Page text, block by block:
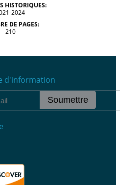
HISTORIQUES:
2024
DE PAGES:
210
d'information
Soumettre